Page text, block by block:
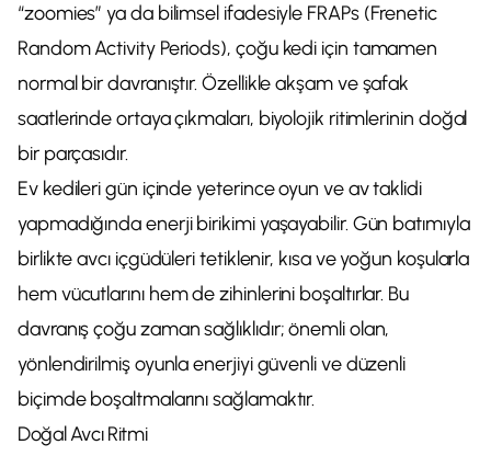
“zoomies” ya da bilimsel ifadesiyle FRAPs (Frenetic
Random Activity Periods), çoğu kedi için tamamen
normal bir davranıştır. Özellikle akşam ve şafak
saatlerinde ortaya çıkmaları, biyolojik ritimlerinin doğal
bir parçasıdır.
Ev kedileri gün içinde yeterince oyun ve av taklidi
yapmadığında enerji birikimi yaşayabilir. Gün batımıyla
birlikte avcı içgüdüleri tetiklenir, kısa ve yoğun koşularla
hem vücutlarını hem de zihinlerini boşaltırlar. Bu
davranış çoğu zaman sağlıklıdır; önemli olan,
yönlendirilmiş oyunla enerjiyi güvenli ve düzenli
biçimde boşaltmalarını sağlamaktır.
Doğal Avcı Ritmi